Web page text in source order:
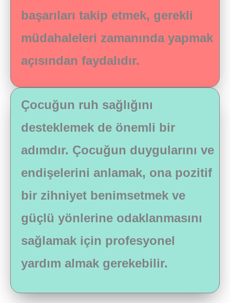
başarıları takip etmek, gerekli
müdahaleleri zamanında yapmak
açısından faydalıdır​.
Çocuğun ruh sağlığını
desteklemek de önemli bir
adımdır. Çocuğun duygularını ve
endişelerini anlamak, ona pozitif
bir zihniyet benimsetmek ve
güçlü yönlerine odaklanmasını
sağlamak için profesyonel
yardım almak gerekebilir.